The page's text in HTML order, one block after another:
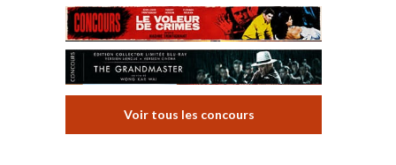
Voir tous les concours